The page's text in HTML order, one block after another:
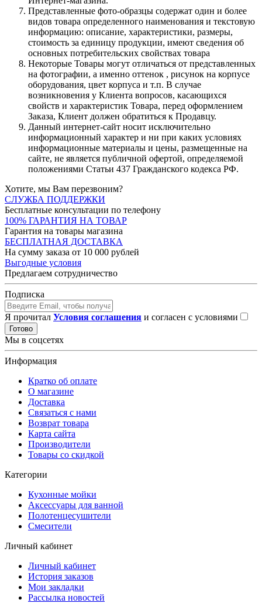
Представленные фото-образцы содержат один и более
видов товара определенного наименования и текстовую
информацию: описание, характеристики, размеры,
стоимость за единицу продукции, имеют сведения об
основных потребительских свойствах товара
Некоторые Товары могут отличаться от представленных
на фотографии, а именно оттенок , рисунок на корпусе
оборудования, цвет корпуса и т.п. В случае
возникновения у Клиента вопросов, касающихся
свойств и характеристик Товара, перед оформлением
Заказа, Клиент должен обратиться к Продавцу.
Данный интернет-сайт носит исключительно
информационный характер и ни при каких условиях
информационные материалы и цены, размещенные на
сайте, не является публичной офертой, определяемой
положениями Статьи 437 Гражданского кодекса РФ.
Хотите, мы Вам перезвоним?
СЛУЖБА ПОДДЕРЖКИ
Бесплатные консультации по телефону
100% ГАРАНТИЯ НА ТОВАР
Гарантия на товары магазина
БЕСПЛАТНАЯ ДОСТАВКА
На сумму заказа от 10 000 рублей
Выгодные условия
Предлагаем сотрудничество
Подписка
Я прочитал Условия соглашения и согласен с условиями
Готово
Мы в соцсетях
Информация
Кратко об оплате
О магазине
Доставка
Связаться с нами
Возврат товара
Карта сайта
Производители
Товары со скидкой
Категории
Кухонные мойки
Аксессуары для ванной
Полотенцесушители
Смесители
Личный кабинет
Личный кабинет
История заказов
Мои закладки
Рассылка новостей